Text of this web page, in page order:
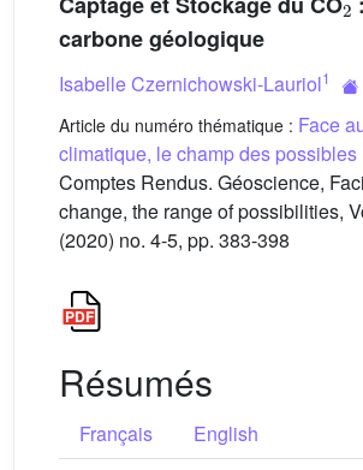
carbone géologique
Isabelle Czernichowski-Lauriol1
Article du numéro thématique : Face
climatique, le champ des possibles
Comptes Rendus. Géoscience,
change, the range of possibilities,
(2020) no. 4-5, pp. 383-398
Résumés
Français
English